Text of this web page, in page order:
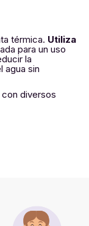
térmica. Utiliza
para un uso
la
agua sin
diversos